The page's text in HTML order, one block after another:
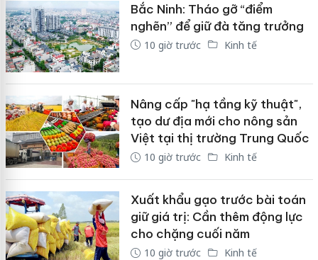
Bắc Ninh: Tháo gỡ “điểm
nghẽn” để giữ đà tăng trưởng
10 giờ trước Kinh tế
Nâng cấp "hạ tầng kỹ thuật",
tạo dư địa mới cho nông sản
Việt tại thị trường Trung Quốc
10 giờ trước Kinh tế
Xuất khẩu gạo trước bài toán
giữ giá trị: Cần thêm động lực
cho chặng cuối năm
10 giờ trước Kinh tế